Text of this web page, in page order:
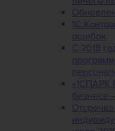
ошибок
С 2018
«1СПАРК
бизнесе